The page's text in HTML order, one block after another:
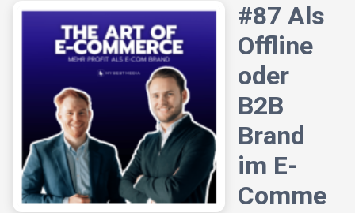
#87 Als
Offline
oder
B2B
Brand
im E-
Comme